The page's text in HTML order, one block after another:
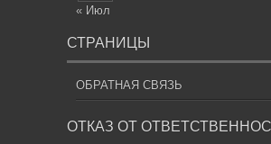
« Июл
СТРАНИЦЫ
ОБРАТНАЯ СВЯЗЬ
ОТКАЗ ОТ